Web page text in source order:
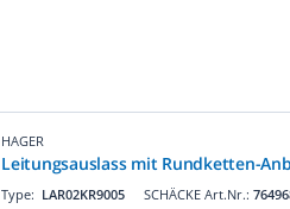
HAGER
Leitungsauslass mit Rundketten-
SCHÄCKE Art.Nr.:
Type: LAR02KR9005